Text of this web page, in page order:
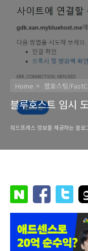
Home 웹호스팅/
블루호스트 임시
워드프레스 정보를 제공하는 블